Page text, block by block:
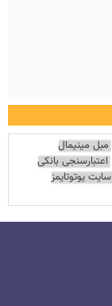
مبل مینیمال
اعتبارسنجی بانکی
سایت یوتوتایمز